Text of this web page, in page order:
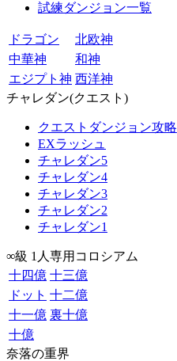
試練ダンジョン一覧
ドラゴン
北欧神
中華神
和神
エジプト神 西洋神
チャレダン(クエスト)
クエストダンジョン攻略
EXラッシュ
チャレダン5
チャレダン4
チャレダン3
チャレダン2
チャレダン1
∞級 1人専用コロシアム
十四億 十三億
ドット 十二億
十一億 裏十億
十億
奈落の重界